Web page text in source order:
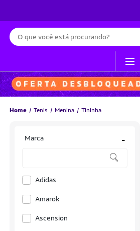
Busca
Home Tenis Menina Tininha
Marca -
Adidas
Amarok
Ascension